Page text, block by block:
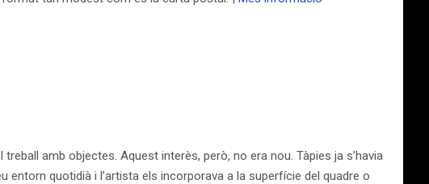
amb objectes. Aquest interès, però, no era nou. Tàpies ja s’havia
entorn quotidià i l’artista els incorporava a la superfície del quadre o